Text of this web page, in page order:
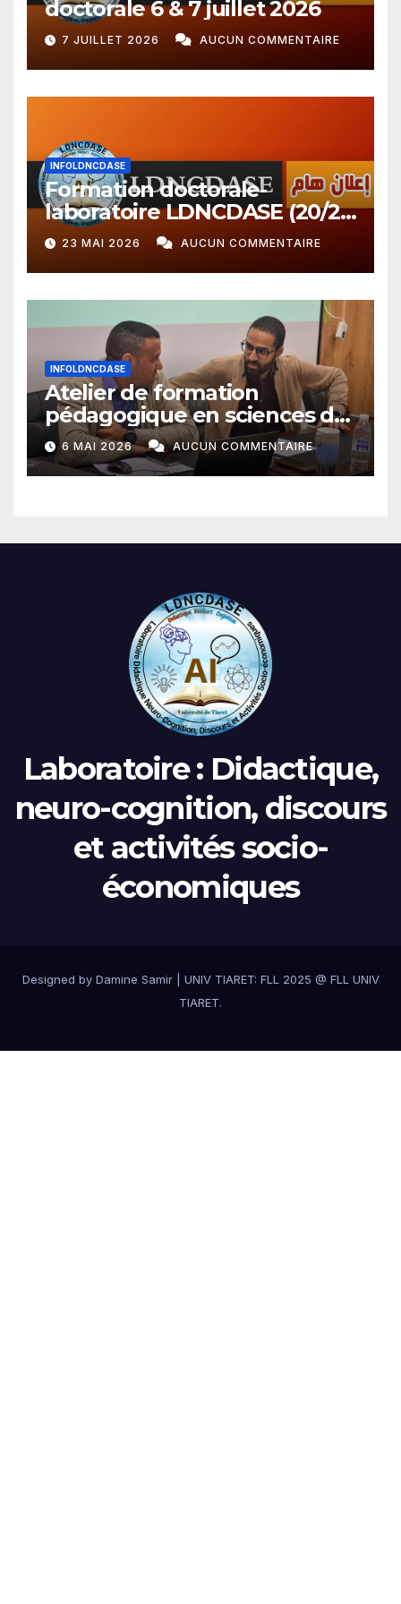
doctorale 6 & 7 juillet 2026
7 JUILLET 2026 AUCUN COMMENTAIRE
INFOLDNCDASE
Formation doctorale-
laboratoire LDNCDASE (20/21
avril 2026 + 23 mai 2026)
23 MAI 2026 AUCUN COMMENTAIRE
INFOLDNCDASE
Atelier de formation
pédagogique en sciences du
langage
6 MAI 2026 AUCUN COMMENTAIRE
Laboratoire : Didactique,
neuro-cognition, discours
et activités socio-
économiques
Designed by Damine Samir UNIV TIARET: FLL 2025 @ FLL UNIV
TIARET.